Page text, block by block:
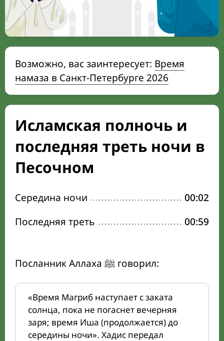
Возможно, вас заинтересует: Время
намаза в Санкт-Петербурге 2026
Исламская полночь и
последняя треть ночи в
Песочном
Середина ночи
00:02
Последняя треть
00:59
Посланник Аллаха ﷺ говорил:
«Время Магриб наступает с заката
солнца, пока не погаснет вечерняя
заря; время Иша (продолжается) до
середины ночи». Хадис передал